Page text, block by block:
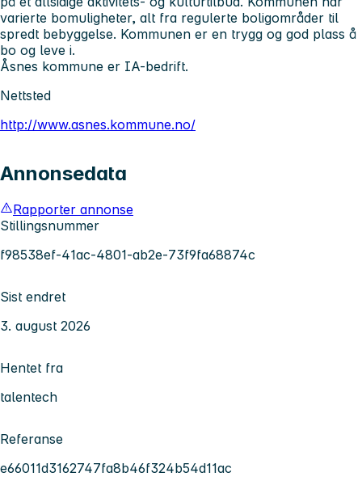
varierte bomuligheter, alt fra regulerte boligområder til
spredt bebyggelse. Kommunen er en trygg og god plass å
bo og leve i.
Åsnes kommune er IA-bedrift.
Nettsted
http://www.asnes.kommune.no/
Annonsedata
Rapporter annonse
Stillingsnummer
f98538ef-41ac-4801-ab2e-73f9fa68874c
Sist endret
3. august 2026
Hentet fra
talentech
Referanse
e66011d3162747fa8b46f324b54d11ac